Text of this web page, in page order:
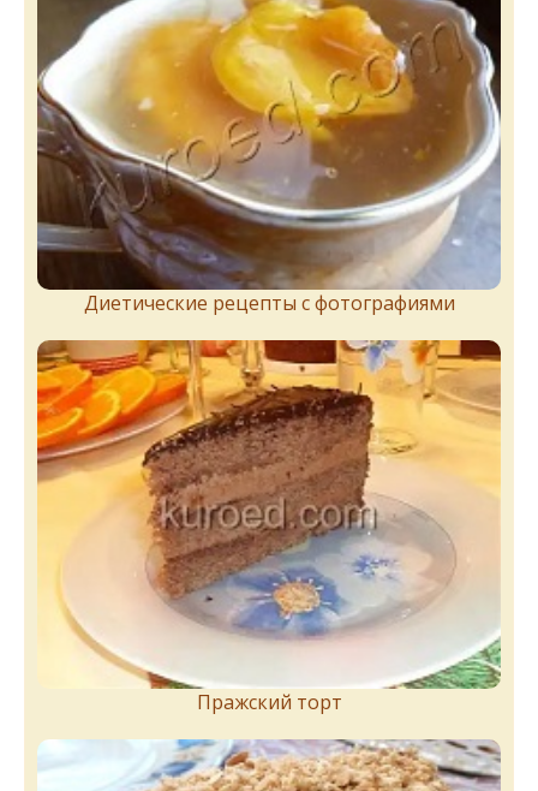
Диетические рецепты с фотографиями
Пражский торт